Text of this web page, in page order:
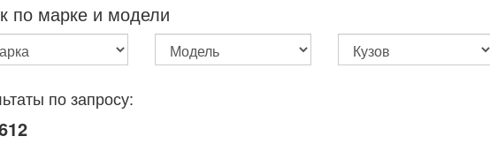
по марке и модели
по запросу: